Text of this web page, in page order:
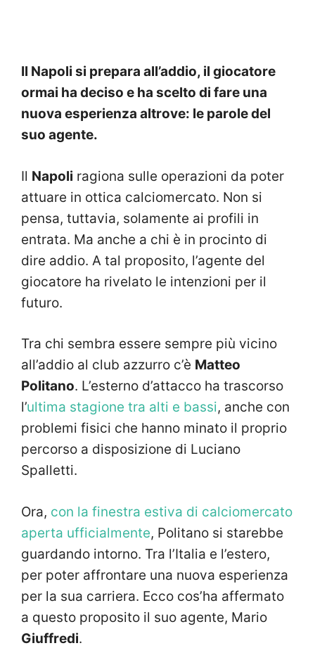
Il Napoli si prepara all’addio, il giocatore
ormai ha deciso e ha scelto di fare una
nuova esperienza altrove: le parole del
suo agente.
Il Napoli ragiona sulle operazioni da poter
attuare in ottica calciomercato. Non si
pensa, tuttavia, solamente ai profili in
entrata. Ma anche a chi è in procinto di
dire addio. A tal proposito, l’agente del
giocatore ha rivelato le intenzioni per il
futuro.
Tra chi sembra essere sempre più vicino
all’addio al club azzurro c’è Matteo
Politano. L’esterno d’attacco ha trascorso
l’ultima stagione tra alti e bassi, anche con
problemi fisici che hanno minato il proprio
percorso a disposizione di Luciano
Spalletti.
Ora, con la finestra estiva di calciomercato
aperta ufficialmente, Politano si starebbe
guardando intorno. Tra l’Italia e l’estero,
per poter affrontare una nuova esperienza
per la sua carriera. Ecco cos’ha affermato
a questo proposito il suo agente, Mario
Giuffredi.